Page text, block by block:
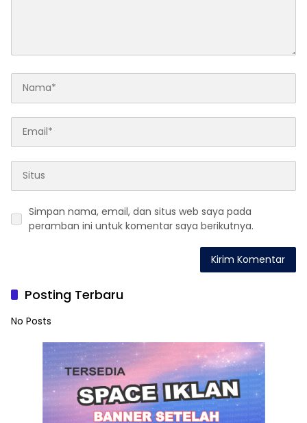
Simpan nama, email, dan situs web saya pada
peramban ini untuk komentar saya berikutnya.
Posting Terbaru
No Posts